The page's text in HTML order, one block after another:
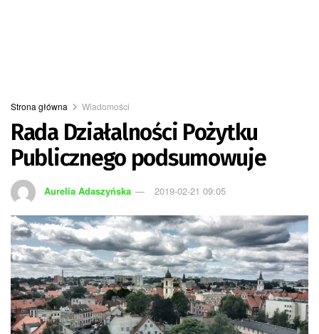
Strona główna Wiadomości
Rada Działalności Pożytku
Publicznego podsumowuje
Aurelia Adaszyńska 2019-02-21 09:05